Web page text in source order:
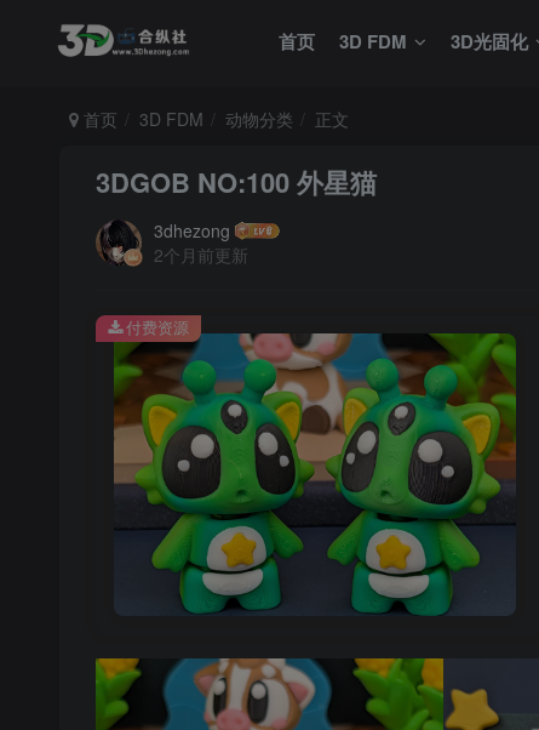
首页 3D FDM 3D光固化
首页 3D FDM 动物分类 正文
3DGOB NO:100 外星猫
3dhezong
2个月前更新
付费资源